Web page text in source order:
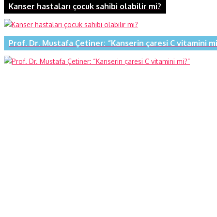
Kanser hastaları çocuk sahibi olabilir mi?
Prof. Dr. Mustafa Çetiner: “Kanserin çaresi C vitamini